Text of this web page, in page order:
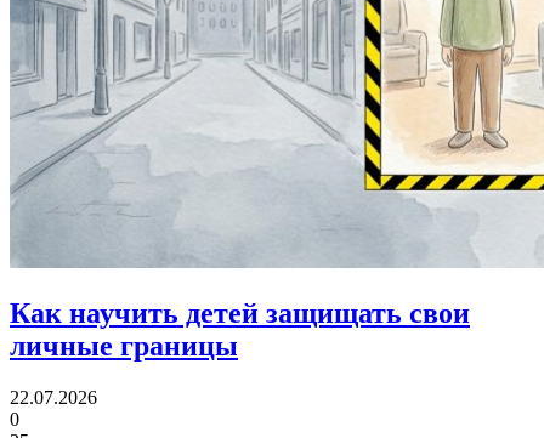
Как научить детей защищать свои
личные границы
22.07.2026
0